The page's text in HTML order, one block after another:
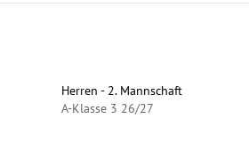
Herren - 2. Mannschaft
A-Klasse 3 26/27